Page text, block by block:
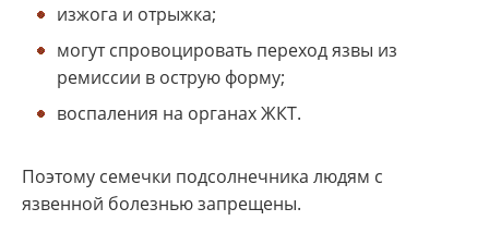
изжога и отрыжка;
могут спровоцировать переход язвы из
ремиссии в острую форму;
воспаления на органах ЖКТ.
Поэтому семечки подсолнечника людям с
язвенной болезнью запрещены.